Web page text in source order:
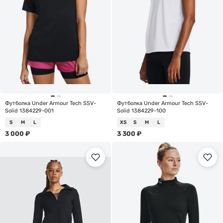
Футболка Under Armour Tech SSV-
Solid 1384229-001
S M L
3 000 ₽
Футболка Under Armour Tech SSV-
Solid 1384229-100
XS S M L
3 300 ₽